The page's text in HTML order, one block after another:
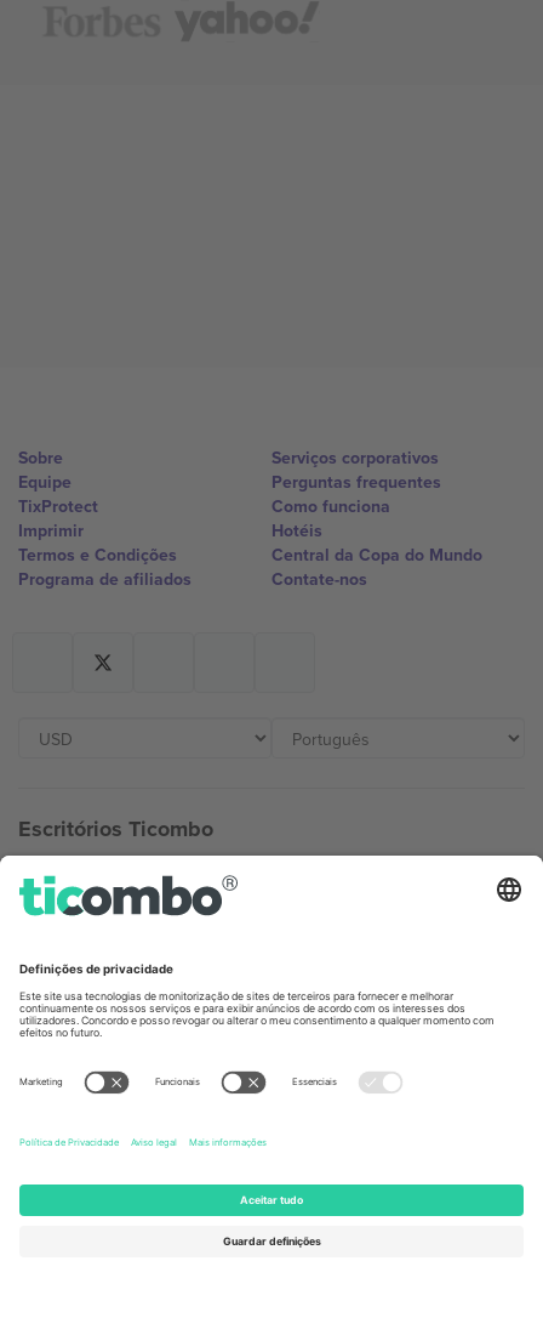
Sobre
Equipe
TixProtect
Imprimir
Termos e Condições
Programa de afiliados
Serviços corporativos
Perguntas frequentes
Como funciona
Hotéis
Central da Copa do Mundo
Contate-nos
Escritórios Ticombo
Germany
Unter den Linden 24, 10117
United States
Newark, Delaware 19713, United
Switzerland
Engelberg, Switzerland
Bulgaria
Regus Sofia City West, bul
Totleben 53-55, 1606 Sofia,
UAE Dubai Silicon Oasis, DDP
Building A1, Office 302, Dubai,
United Arab Emirates